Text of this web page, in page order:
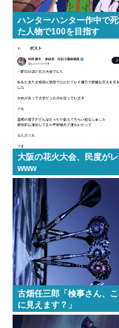
【動画】 35歳美
老けすぎている
面接官「一番結
う答える？
軍事アナリスト
少ない。民間施
発動すべき」
Powered by livedoor
ハンターハンター作中で
た人物で100を目指す
大阪の花火大会、民度が
www
古畑任三郎「検事さん、
に見えます？」